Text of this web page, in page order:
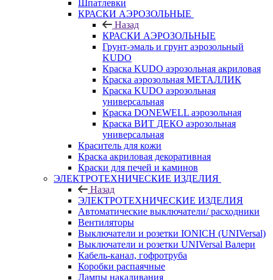
Шпатлевки
КРАСКИ АЭРОЗОЛЬНЫЕ
Назад
КРАСКИ АЭРОЗОЛЬНЫЕ
Грунт-эмаль и грунт аэрозольный
KUDO
Краска KUDO аэрозольная акриловая
Краска аэрозольная МЕТАЛЛИК
Краска KUDO аэрозольная
универсальная
Краска DONEWELL аэрозольная
Краска ВИТ ДЕКО аэрозольная
универсальная
Краситель для кожи
Краска акриловая декоративная
Краски для печей и каминов
ЭЛЕКТРОТЕХНИЧЕСКИЕ ИЗДЕЛИЯ
Назад
ЭЛЕКТРОТЕХНИЧЕСКИЕ ИЗДЕЛИЯ
Автоматические выключатели/ расходники
Вентиляторы
Выключатели и розетки IONICH (UNIVersal)
Выключатели и розетки UNIVersal Валери
Кабель-канал, гофротруба
Коробки распаячные
Лампы накаливания